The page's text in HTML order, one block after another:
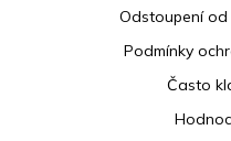
Odstoupení od
Podmínky
Často